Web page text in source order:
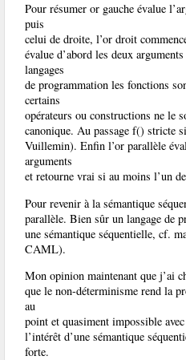
Pour résumer or gauche évalue
puis
celui de droite, l’or droit
évalue d’abord les deux
langages
de programmation les fonctions
certains
opérateurs ou constructions ne le
canonique. Au passage f() stricte
Vuillemin). Enfin l’or parallèle
arguments
et retourne vrai si au moins l’un
Pour revenir à la sémantique
parallèle. Bien sûr un langage de
une sémantique séquentielle, cf.
CAML).
Mon opinion maintenant que j’ai
que le non-déterminisme rend la
au
point et quasiment impossible
l’intérêt d’une sémantique
forte.